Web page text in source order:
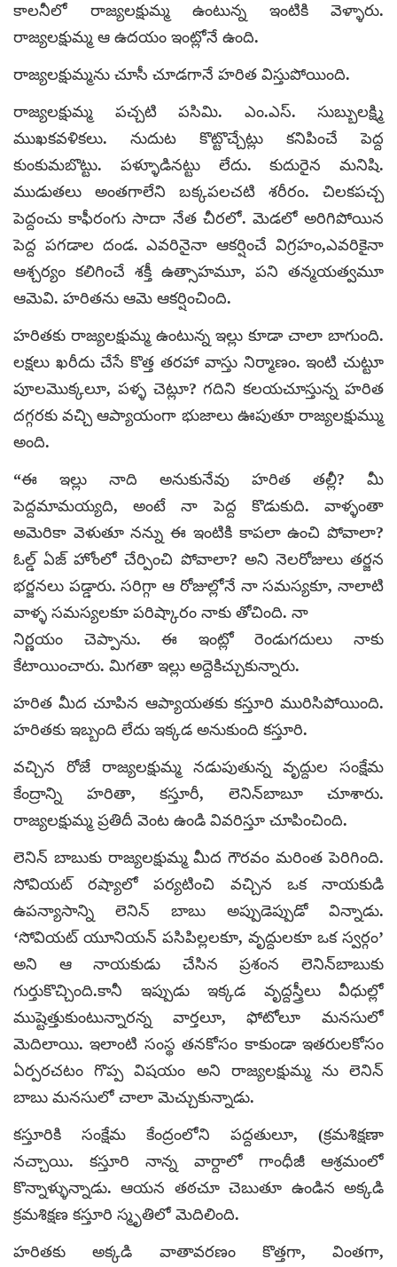
కాలనీలో రాజ్యలక్షుమ్మ ఉంటున్న ఇంటికి వెళ్ళారు.
రాజ్యలక్షుమ్మ ఆ ఉదయం ఇంట్లోనే ఉంది.
రాజ్యలక్షుమ్మను చూసీ చూడగానే హరిత విస్తుపోయింది.
రాజ్యలక్షుమ్మ పచ్చటి పసిమి. ఎం.ఎస్‌. సుబ్బులక్ష్మి
ముఖకవళికలు. నుదుట కొట్టొచ్చేట్లు కనిపించే పెద్ద
కుంకుమబొట్టు. పళ్ళూడినట్టు లేదు. కుదురైన మనిషి.
ముడుతలు అంతగాలేని బక్కపలచటి శరీరం. చిలకపచ్చ
పెద్దంచు కాఫీరంగు సాదా నేత చీరలో. మెడలో అరిగిపోయిన
పెద్ద పగడాల దండ. ఎవరినైనా ఆకర్షించే విగ్రహం,ఎవరికైనా
ఆశ్చర్యం కలిగించే శక్తీ ఉత్సాహమూ, పని తన్మయత్వమూ
ఆమెవి. హరితను ఆమె ఆకర్షించింది.
హరితకు రాజ్యలక్షుమ్మ ఉంటున్న ఇల్లు కూడా చాలా బాగుంది.
లక్షలు ఖరీదు చేసే కొత్త తరహా వాస్తు నిర్మాణం. ఇంటి చుట్టూ
పూలమొక్కలూ, పళ్ళ చెట్లూ? గదిని కలయచూస్తున్న హరిత
దగ్గరకు వచ్చి ఆప్యాయంగా భుజాలు ఊపుతూ రాజ్యలక్షుమ్ము
అంది.
“ఈ ఇల్లు నాది అనుకునేవు హరిత తల్లీ? మీ
పెద్దమామయ్యది, అంటే నా పెద్ద కొడుకుది. వాళ్ళంతా
అమెరికా వెళుతూ నన్ను ఈ ఇంటికి కాపలా ఉంచి పోవాలా?
ఓల్డ్‌ ఏజ్‌ హోంలో చేర్పించి పోవాలా? అని నెలరోజులు తర్జన
భర్జనలు పడ్డారు. సరిగ్గా ఆ రోజుల్లోనే నా సమస్యకూ, నాలాటి
వాళ్ళ సమస్యలకూ పరిష్కారం నాకు తోచింది. నా
నిర్ణయం చెప్పాను. ఈ ఇంట్లో రెండుగదులు నాకు
కేటాయించారు. మిగతా ఇల్లు అద్దెకిచ్చుకున్నారు.
హరిత మీద చూపిన ఆప్యాయతకు కస్తూరి మురిసిపోయింది.
హరితకు ఇబ్బంది లేదు ఇక్కడ అనుకుంది కస్తూరి.
వచ్చిన రోజే రాజ్యలక్షుమ్మ నడుపుతున్న వృద్దుల సంక్షేమ
కేంద్రాన్ని హరితా, కస్తూరీ, లెనిన్‌బాబూ చూశారు.
రాజ్యలక్షుమ్మ ప్రతిదీ వెంట ఉండి వివరిస్తూ చూపించింది.
లెనిన్‌ బాబుకు రాజ్యలక్షుమ్మ మీద గౌరవం మరింత పెరిగింది.
సోవియట్‌ రష్యాలో పర్యటించి వచ్చిన ఒక నాయకుడి
ఉపన్యాసాన్ని లెనిన్‌ బాబు అప్పుడెప్పుడో విన్నాడు.
‘సోవియట్‌ యూనియన్‌ పసిపిల్లలకూ, వృద్దులకూ ఒక స్వర్గం’
అని ఆ నాయకుడు చేసిన ప్రశంన లెనిన్‌బాబుకు
గుర్తుకొచ్చింది.కానీ ఇప్పుడు ఇక్కడ వృద్దస్త్రీలు వీధుల్లో
ముష్టెత్తుకుంటున్నారన్న వార్తలూ, ఫోటోలూ మనసులో
మెదిలాయి. ఇలాంటి సంస్థ తనకోసం కాకుండా ఇతరులకోసం
ఏర్పరచటం గొప్ప విషయం అని రాజ్యలక్షుమ్మ ను లెనిన్‌
బాబు మనసులో చాలా మెచ్చుకున్నాడు.
కస్తూరికి సంక్షేమ కేంద్రంలోని పద్దతులూ, (క్రమశిక్షణా
నచ్చాయి. కస్తూరి నాన్న వార్దాలో గాంధీజీ ఆశ్రమంలో
కొన్నాళ్ళున్నాడు. ఆయన తఠచూ చెబుతూ ఉండిన అక్కడి
క్రమశిక్షణ కస్తూరి స్మృతిలో మెదిలింది.
హరితకు అక్కడి వాతావరణం కొత్తగా, వింతగా,